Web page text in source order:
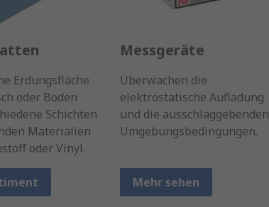
Erdungsfläche
oder Boden
Schichten
Materialien
oder Vinyl.
Messgeräte
Überwachen die
elektrostatische Aufladung
und die ausschlaggebenden
Umgebungsbedingungen.
Mehr sehen